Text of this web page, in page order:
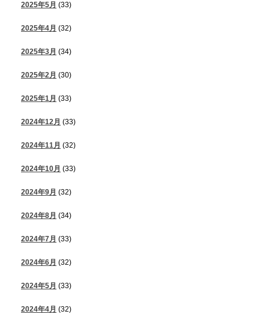
2025年5月 (33)
2025年4月 (32)
2025年3月 (34)
2025年2月 (30)
2025年1月 (33)
2024年12月 (33)
2024年11月 (32)
2024年10月 (33)
2024年9月 (32)
2024年8月 (34)
2024年7月 (33)
2024年6月 (32)
2024年5月 (33)
2024年4月 (32)